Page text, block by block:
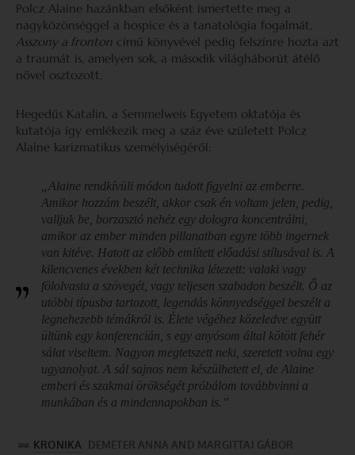
Polcz Alaine hazánkban elsőként ismertette meg a
nagyközönséggel a hospice és a tanatológia fogalmát,
Asszony a fronton című könyvével pedig felszínre hozta azt
a traumát is, amelyen sok, a második világháborút átélő
nővel osztozott.
Hegedűs Katalin, a Semmelweis Egyetem oktatója és
kutatója így emlékezik meg a száz éve született Polcz
Alaine karizmatikus személyiségéről:
„Alaine rendkívüli módon tudott figyelni az emberre.
Amikor hozzám beszélt, akkor csak én voltam jelen, pedig,
valljuk be, borzasztó nehéz egy dologra koncentrálni,
amikor az ember minden pillanatban egyre több ingernek
van kitéve. Hatott az előbb említett előadási stílusával is. A
kilencvenes években két technika létezett: valaki vagy
fölolvasta a szövegét, vagy teljesen szabadon beszélt. Ő az
utóbbi típusba tartozott, legendás könnyedséggel beszélt a
legnehezebb témákról is. Élete végéhez közeledve együtt
ültünk egy konferencián, s egy anyósom által kötött fehér
sálat viseltem. Nagyon megtetszett neki, szeretett volna egy
ugyanolyat. A sál sajnos nem készülhetett el, de Alaine
emberi és szakmai örökségét próbálom továbbvinni a
munkában és a mindennapokban is.”